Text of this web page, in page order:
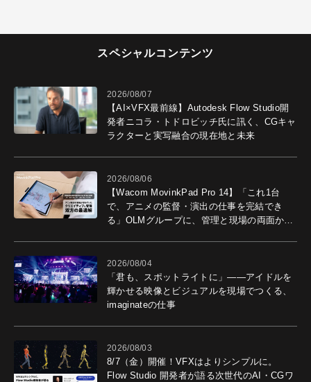
スペシャルコンテンツ
2026/08/07
【AI×VFX最前線】Autodesk Flow Studio開
発者ニコラ・トドロビッチ氏に訊く、CGキャ
ラクターと実写融合の現在地と未来
2026/08/06
【Wacom MovinkPad Pro 14】「これ1台
で、アニメの監督・演出の仕事を完結でき
る」OLMグループに、管理と現場の両面から
2026/08/04
「君も、スポットライトに」――アイドルを
輝かせる映像とビジュアルを現場でつくる、
imaginateの仕事
2026/08/03
8/7（金）開催！VFXはよりシンプルに。
Flow Studio 開発者が語る次世代のAI・CGワ